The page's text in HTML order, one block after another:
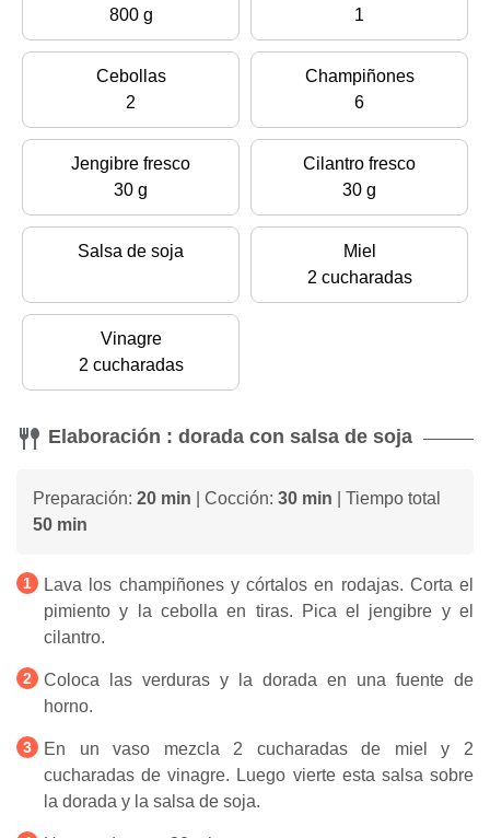
800 g
1
Cebollas
2
Champiñones
6
Jengibre fresco
30 g
Cilantro fresco
30 g
Salsa de soja
Miel
2 cucharadas
Vinagre
2 cucharadas
Elaboración : dorada con salsa de soja
Preparación: 20 min | Cocción: 30 min | Tiempo total
50 min
Lava los champiñones y córtalos en rodajas. Corta el
pimiento y la cebolla en tiras. Pica el jengibre y el
cilantro.
Coloca las verduras y la dorada en una fuente de
horno.
En un vaso mezcla 2 cucharadas de miel y 2
cucharadas de vinagre. Luego vierte esta salsa sobre
la dorada y la salsa de soja.